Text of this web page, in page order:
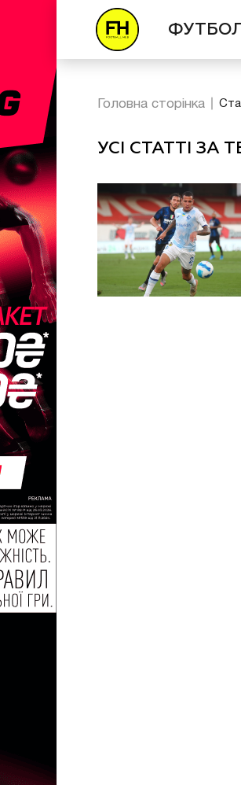
Головна сторінка
УСІ СТАТТІ ЗА